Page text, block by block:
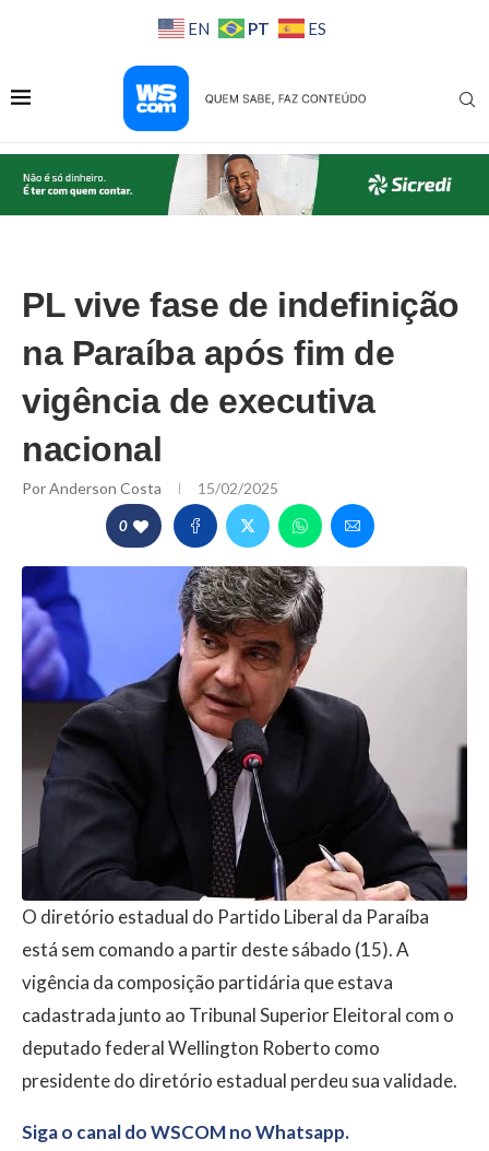
EN PT ES
PL vive fase de indefinição
na Paraíba após fim de
vigência de executiva
nacional
PorAnderson Costa 15/02/2025
0
O diretório estadual do Partido Liberal da Paraíba
está sem comando a partir deste sábado (15). A
vigência da composição partidária que estava
cadastrada junto ao Tribunal Superior Eleitoral com o
deputado federal Wellington Roberto como
presidente do diretório estadual perdeu sua validade.
Siga o canal do WSCOM no Whatsapp.